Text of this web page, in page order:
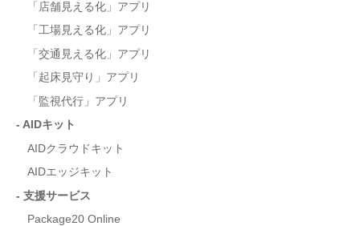
「店舗見える化」アプリ
「工場見える化」アプリ
「交通見える化」アプリ
「起床見守り」アプリ
「監視代行」アプリ
- AIDキット
AIDクラウドキット
AIDエッジキット
- 支援サービス
Package20 Online